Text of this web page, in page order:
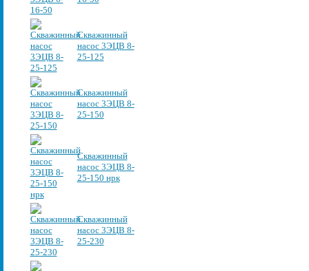
Скважинный
насос 3ЭЦВ 8-
25-125
Скважинный
насос 3ЭЦВ 8-
25-150
Скважинный
насос 3ЭЦВ 8-
25-150 нрк
Скважинный
насос 3ЭЦВ 8-
25-230